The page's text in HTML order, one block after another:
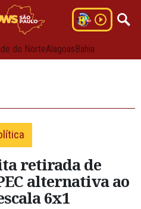
do NorteAlagoasBahia
retirada de
alternativa ao
6x1